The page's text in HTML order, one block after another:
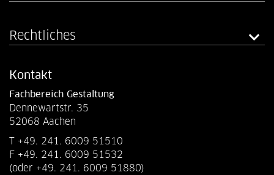
Rechtliches
Kontakt
Fachbereich Gestaltung
Dennewartstr. 35
52068 Aachen
T +49. 241. 6009 51510
F +49. 241. 6009 51532
(oder +49. 241. 6009 51880)